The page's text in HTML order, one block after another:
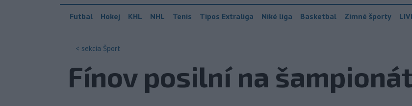
Futbal Hokej KHL NHL Tenis Tipos Extraliga Niké liga Basketbal Zimné športy
< sekcia Šport
Fínov posilní na